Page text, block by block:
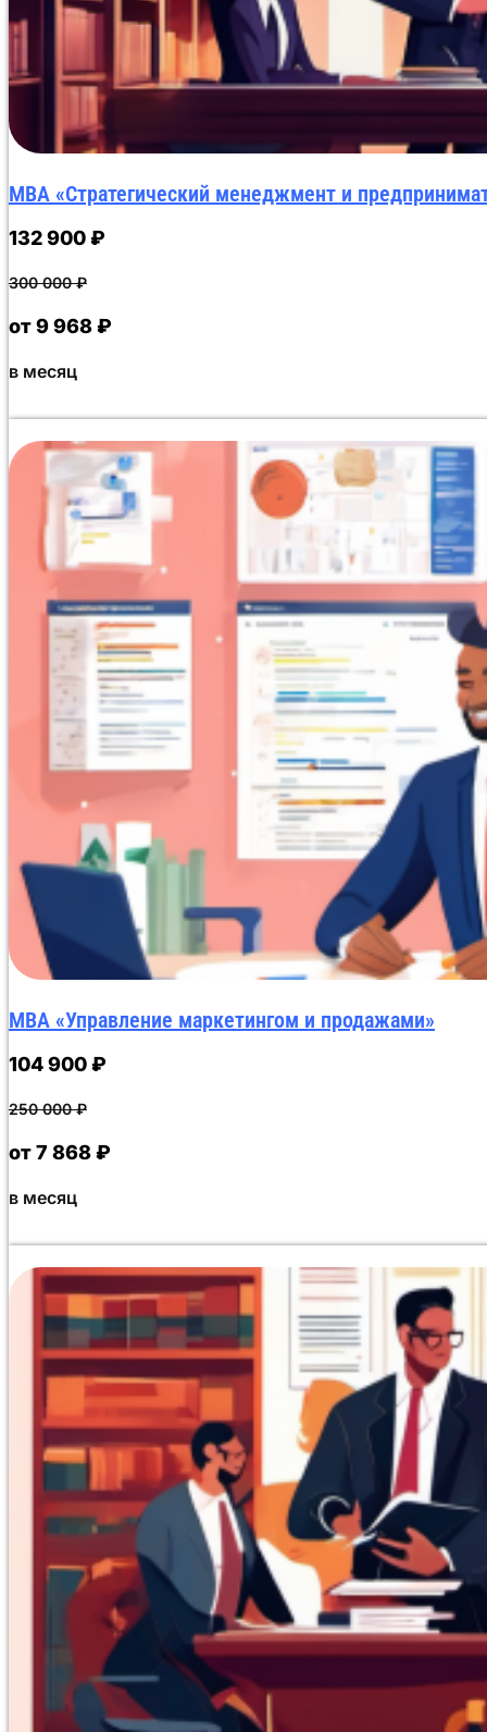
MBA «Стратегический менеджмент и
132 900₽
300 000₽
от 9 968 ₽
в месяц
Данная программа переподготовки объемом 1500
директоров и руководителей. Обучение
стратегический маркетинг, цифровые
построение коммерческих стратегий. Проверка
вопросов, попытки не лимитированы), без
самое доступное предложение на рынке.Подготовка
автоматизирована. Успешный результат теста в
образовательный документ и приказ, заверенные
учебного отдела. В течение 30 минут документ
MBA «Управление маркетингом и продажами»
104 900₽
250 000₽
от 7 868 ₽
в месяц
Эта программа профессиональной переподготовки,
HR-директоров и руководителей высшего звена.
что позволяет учиться без отрыва от работы.
талантов, автоматизация кадровых процессов,
Итоговая аттестация представляет собой тест (до
благодаря простоте формата 99% слушателей
требуется. По данным мониторинга, это самое
автоматически начинает подготовку
аттестации в Moodle. Полученные данные
УКЭП учебного отдела. Техническое оформление
слушателю и зарегистрировать документ в ФРДО.